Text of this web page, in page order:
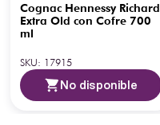
Cognac Hennessy Richard
Extra Old con Cofre 700
ml
SKU: 17915
No disponible